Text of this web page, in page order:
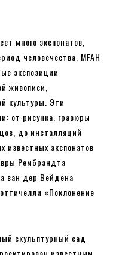
много экспонатов,
человечества. MFAH
экспозиции
живописи,
культуры. Эти
от рисунка, гравюры
до инсталляций
известных экспонатов
Рембрандта
ван дер Вейдена
«Поклонение
скульптурный сад